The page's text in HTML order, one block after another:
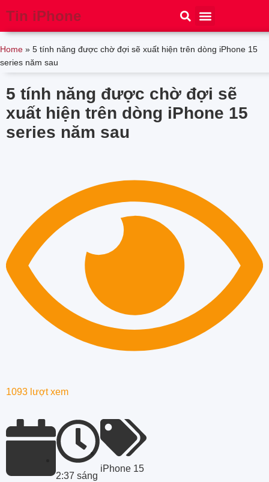
Tin iPhone
Home » 5 tính năng được chờ đợi sẽ xuất hiện trên dòng iPhone 15
series năm sau
5 tính năng được chờ đợi sẽ
xuất hiện trên dòng iPhone 15
series năm sau
1093 lượt xem
2:37 sáng
iPhone 15